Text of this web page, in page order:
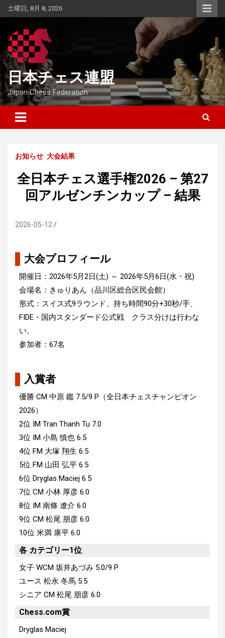
Skip
to
土曜日, 8月 8, 2026
日本チェス連盟
Japan Chess Federation
お知らせ 大会結果
全日本チェス選手権2026 – 第27
回アルゼンチンカップ – 結果
2026-05-12
大会プロフィール
開催日：2026年5月2日(土) ～ 2026年5月6日(水・祝)
会場名：きゅりあん（品川区総合区民会館）
形式：スイス式9ラウンド、持ち時間90分+30秒/手、
FIDE・国内スタンダード公式戦 クラス分けは行わな
い。
参加者：67名
入賞者
優勝 CM 中原 鑑 7.5/9 P（全日本チェスチャンピオン
2026）
2位 IM Tran Thanh Tu 7.0
3位 IM 小島 慎也 6.5
4位 FM 大塚 翔生 6.5
5位 FM 山田 弘平 6.5
6位 Dryglas Maciej 6.5
7位 CM 小林 厚彦 6.0
8位 IM 南條 遼介 6.0
9位 CM 松尾 朋彦 6.0
10位 米満 康平 6.0
各 カテゴリー1位
女子 WCM 坂井あづみ 5.0/9 P
ユース 松永 冬馬 5.5
シニア CM 松尾 朋彦 6.0
Chess.com賞
Dryglas Maciej